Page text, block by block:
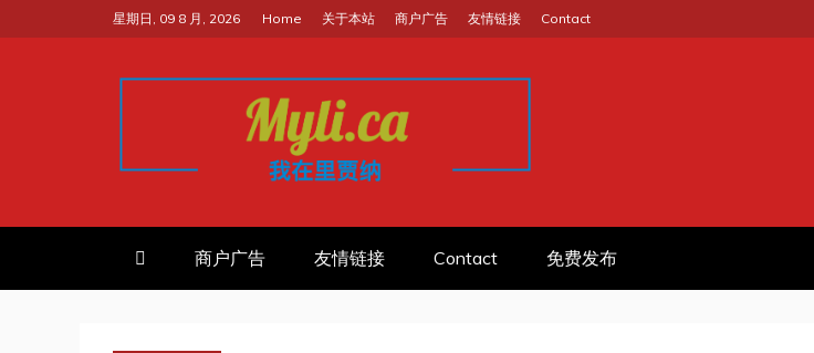
至
星期日, 09 8 月, 2026 Home 关于本站 商户广告 友情链接 Contact
我的里贾纳REGINA
商户广告 友情链接 Contact 免费发布